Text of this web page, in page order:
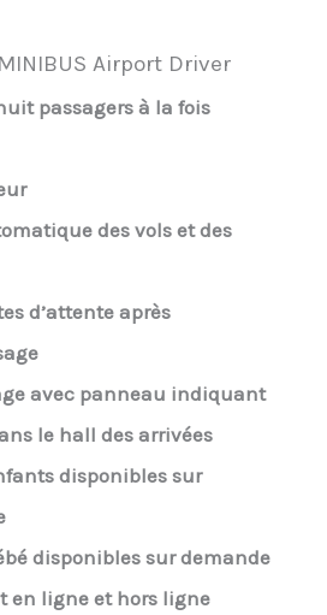
Airport Driver
passagers à la fois
des vols et des
d’attente après
avec panneau indiquant
le hall des arrivées
disponibles sur
disponibles sur demande
en ligne et hors ligne